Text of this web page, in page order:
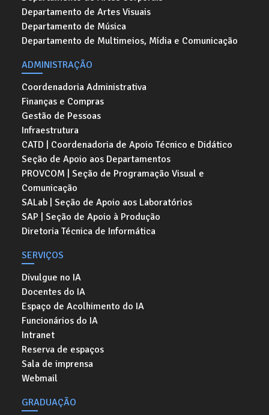
Departamento de Artes Visuais
Departamento de Música
Departamento de Multimeios, Mídia e Comunicação
ADMINISTRAÇÃO
Coordenadoria Administrativa
Finanças e Compras
Gestão de Pessoas
Infraestrutura
CATD | Coordenadoria de Apoio Técnico e Didático
Seção de Apoio aos Departamentos
PROVCOM | Seção de Programação Visual e
Comunicação
SALab | Seção de Apoio aos Laboratórios
SAP | Seção de Apoio à Produção
Diretoria Técnica de Informática
SERVIÇOS
Divulgue no IA
Docentes do IA
Espaço de Acolhimento do IA
Funcionários do IA
Intranet
Reserva de espaços
Sala de imprensa
Webmail
GRADUAÇÃO